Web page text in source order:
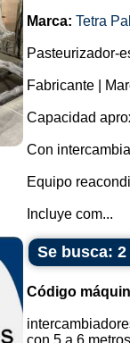
Marca: Tetra
Pasteurizador-
Fabricante |
Capacidad
Con
Equipo
Incluye com...
Se busca:
Código
con 5 a 6